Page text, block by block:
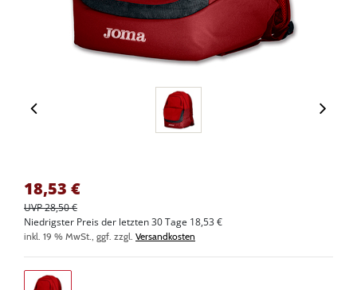
18,53 €
UVP 28,50 €
Niedrigster Preis der letzten 30 Tage 18,53 €
inkl. 19 % MwSt., ggf. zzgl. Versandkosten